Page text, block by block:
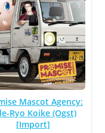
Mascot Agency:
Ryo Koike (Ogst)
[Import]